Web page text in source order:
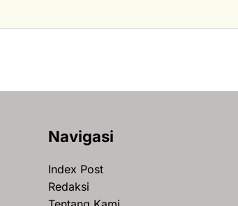
Navigasi
Index Post
Redaksi